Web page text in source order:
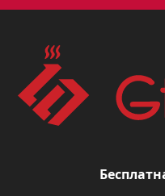
любимые блюда.
Особенности
Четыре
различной
блюда